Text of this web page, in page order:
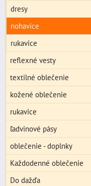
dresy
nohavice
rukavice
reflexné vesty
textilné oblečenie
kožené oblečenie
rukavice
ľadvinové pásy
oblečenie - doplnky
Každodenné oblečenie
Do dažďa